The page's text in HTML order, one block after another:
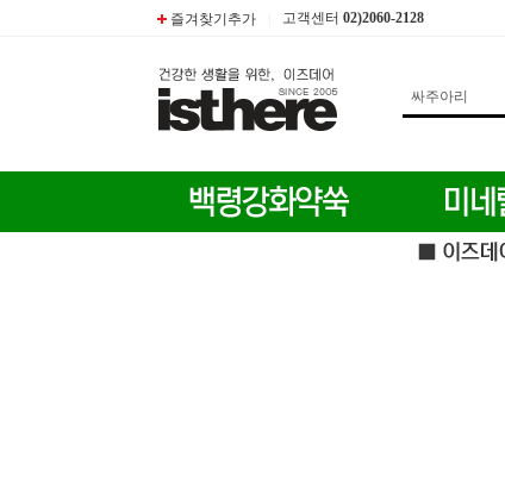
즐겨찾기추가 고객센터 02)2060-2128